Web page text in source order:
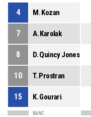
4 M. Kozan
7 A. Karolak
8 D. Quincy Jones
10 T. Prostran
15 K. Gourari
BANC